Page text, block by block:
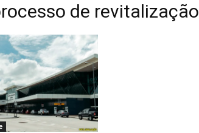
de revitalização